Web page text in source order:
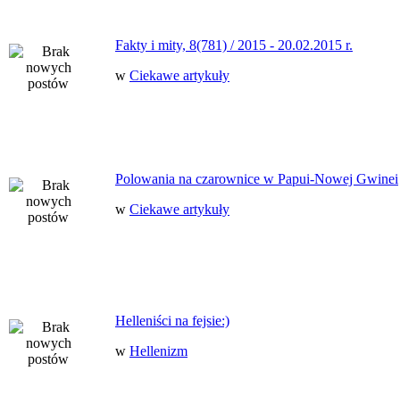
Fakty i mity, 8(781) / 2015 - 20.02.2015 r.
w Ciekawe artykuły
Polowania na czarownice w Papui-Nowej Gwinei
w Ciekawe artykuły
Helleniści na fejsie:)
w Hellenizm